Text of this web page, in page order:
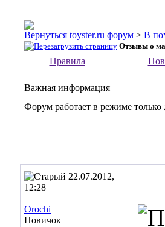
toyster.ru форум > В
Отзывы о
Правила
Важная информация
Форум работает в режиме
22.07.2012,
12:28
Orochi
Новичок